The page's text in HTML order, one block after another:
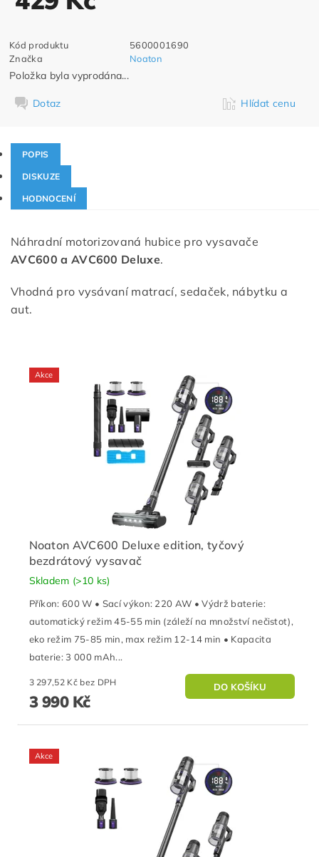
Kód produktu
5600001690
Značka
Noaton
Položka byla vyprodána...
Dotaz Hlídat cenu
POPIS
DISKUZE
HODNOCENÍ
Náhradní motorizovaná hubice pro vysavače
AVC600 a AVC600 Deluxe.
Vhodná pro vysávaní matrací, sedaček, nábytku a
aut.
Akce
Noaton AVC600 Deluxe edition, tyčový
bezdrátový vysavač
Skladem (>10 ks)
Příkon: 600 W • Sací výkon: 220 AW • Výdrž baterie:
automatický režim 45-55 min (záleží na množství nečistot),
eko režim 75-85 min, max režim 12-14 min • Kapacita
baterie: 3 000 mAh...
3 297,52 Kč bez DPH
3 990 Kč
Akce